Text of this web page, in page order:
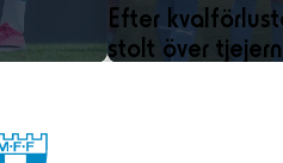
Efter
stolt över